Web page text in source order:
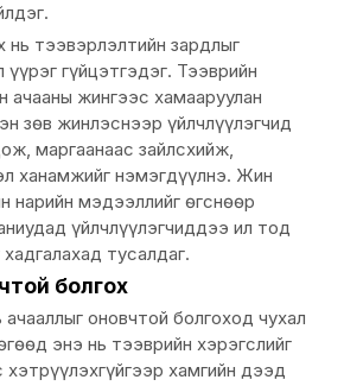
тээвэрлэлтийн зардлыг
гүйцэтгэдэг. Тээврийн
ачааны жингээс хамааруулан
зөв жинлэснээр үйлчлүүлэгчид
маргаанаас зайлсхийж,
ханамжийг нэмэгдүүлнэ. Жин
нарийн мэдээллийг өгснөөр
үйлчлүүлэгчиддээ ил тод
тусалдаг.
болгох
ачааллыг оновчтой болгоход чухал
энэ нь тээврийн хэрэгслийг
хэтрүүлэхгүйгээр хамгийн дээд